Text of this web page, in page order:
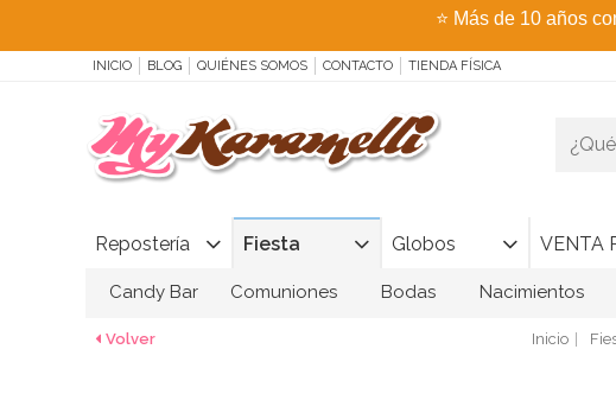
⭐ Más de 10 años
INICIO BLOG QUIÉNES SOMOS CONTACTO TIENDA FÍSICA
Repostería Fiesta Globos VENTA
Candy Bar Comuniones Bodas Nacimientos
Volver Inicio